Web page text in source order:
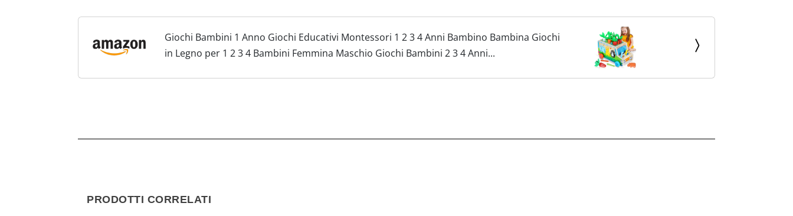
Giochi Bambini 1 Anno Giochi Educativi Montessori 1 2 3 4 Anni Bambino Bambina Giochi
in Legno per 1 2 3 4 Bambini Femmina Maschio Giochi Bambini 2 3 4 Anni...
PRODOTTI CORRELATI